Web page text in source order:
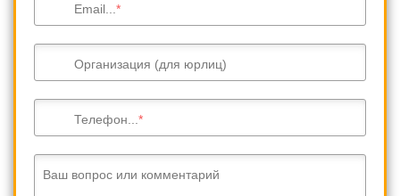
Email...
Организация (для юрлиц)
Телефон...
Ваш вопрос или комментарий